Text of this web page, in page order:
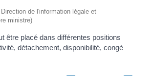
de l'information légale et
ministre)
être placé dans différentes positions
détachement, disponibilité, congé